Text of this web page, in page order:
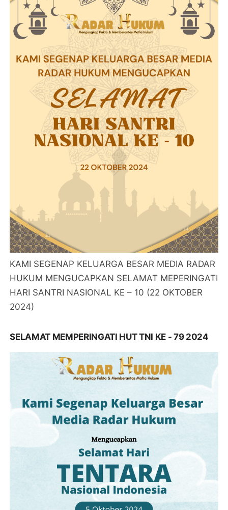
KAMI SEGENAP KELUARGA BESAR MEDIA RADAR
HUKUM MENGUCAPKAN SELAMAT MEPERINGATI
HARI SANTRI NASIONAL KE – 10 (22 OKTOBER
2024)
SELAMAT MEMPERINGATI HUT TNI KE - 79 2024